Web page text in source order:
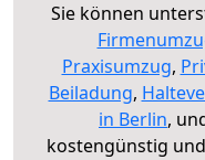
Sie können
Praxisumzug,
Beiladung,
in Berlin,
kostengünstig